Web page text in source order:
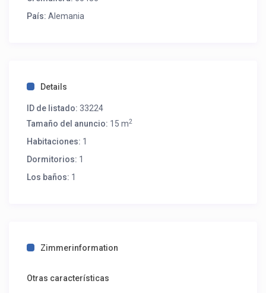
País: Alemania
Details
ID de listado: 33224
Tamaño del anuncio: 15 m2
Habitaciones: 1
Dormitorios: 1
Los baños: 1
Zimmerinformation
Otras características